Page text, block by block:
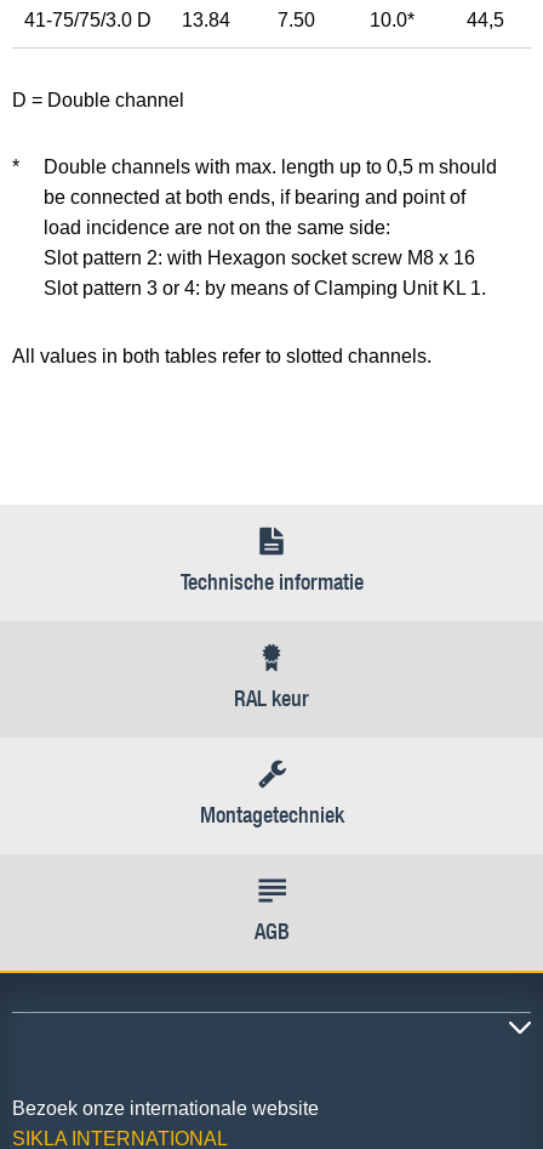
41-75/75/3.0 D 13.84 7.50 10.0* 44,5
D = Double channel
*
Double channels with max. length up to 0,5 m should
be connected at both ends, if bearing and point of
load incidence are not on the same side:
Slot pattern 2: with Hexagon socket screw M8 x 16
Slot pattern 3 or 4: by means of Clamping Unit KL 1.
All values in both tables refer to slotted channels.
Technische informatie
RAL keur
Montagetechniek
AGB
Bezoek onze internationale website
SIKLA INTERNATIONAL